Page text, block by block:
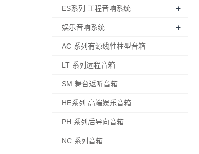
ES系列 工程音响系统 +
娱乐音响系统 +
AC 系列有源线性柱型音箱
LT 系列远程音箱
SM 舞台返听音箱
HE系列 高端娱乐音箱
PH 系列后导向音箱
NC 系列音箱